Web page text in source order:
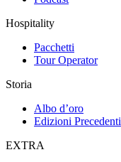
Hospitality
Pacchetti
Tour Operator
Storia
Albo d’oro
Edizioni Precedenti
EXTRA